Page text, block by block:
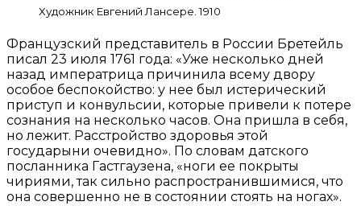
Художник Евгений Лансере. 1910
Французский представитель в России Бретейль
писал 23 июля 1761 года: «Уже несколько дней
назад императрица причинила всему двору
особое беспокойство: у нее был истерический
приступ и конвульсии, которые привели к потере
сознания на несколько часов. Она пришла в себя,
но лежит. Расстройство здоровья этой
государыни очевидно». По словам датского
посланника Гастгаузена, «ноги ее покрыты
чириями, так сильно распространившимися, что
она совершенно не в состоянии стоять на ногах».